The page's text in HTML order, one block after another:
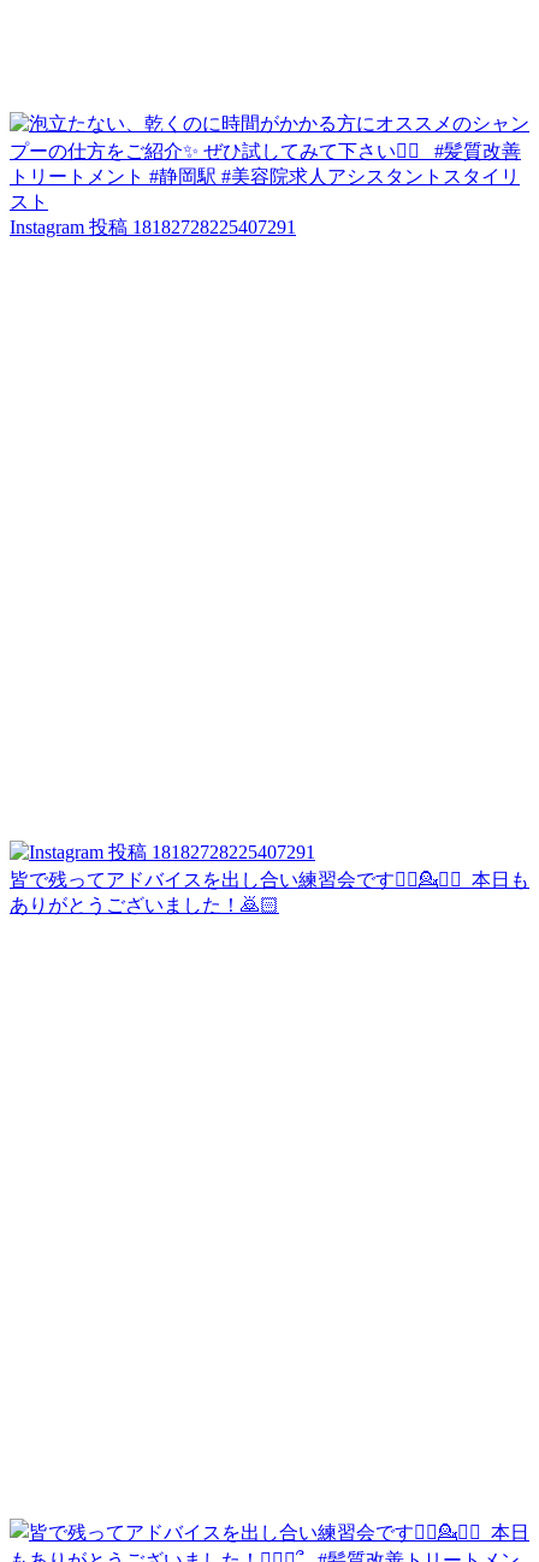
Instagram 投稿 18182728225407291
皆で残ってアドバイスを出し合い練習会です💁‍♀️💁💁‍♂️ ⁡ 本日も
ありがとうございました！🙇🏻‍